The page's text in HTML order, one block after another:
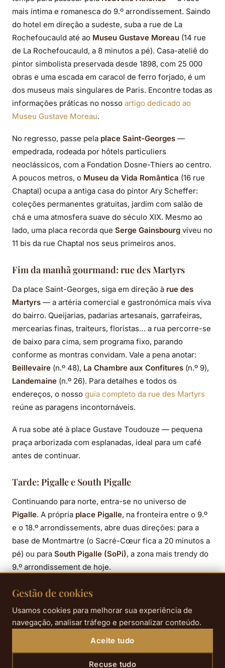
mais íntima e romanesca do 9.º arrondissement. Saindo
do hotel em direção a sudeste, suba a rue de La
Rochefoucauld até ao Museu Gustave Moreau (14 rue
de La Rochefoucauld, a 8 minutos a pé). Casa-ateliê do
pintor simbolista preservada desde 1898, com 25 000
obras e uma escada em caracol de ferro forjado, é um
dos museus mais singulares de Paris. Encontre todas as
informações práticas no nosso artigo dedicado ao
Museu Gustave Moreau.
No regresso, passe pela place Saint-Georges —
empedrada, rodeada por hôtels particuliers
neoclássicos, com a Fondation Dosne-Thiers ao centro.
A poucos metros, o Museu da Vida Romântica (16 rue
Chaptal) ocupa a antiga casa do pintor Ary Scheffer:
coleções permanentes gratuitas, jardim com salão de
chá e uma atmosfera suave do século XIX. Mesmo ao
lado, uma placa recorda que Serge Gainsbourg viveu no
11 bis da rue Chaptal nos seus primeiros anos.
Fim da manhã gourmand: rue des Martyrs
Da place Saint-Georges, siga em direção à rue des
Martyrs — a artéria comercial e gastronómica mais viva
do bairro. Queijarias, padarias artesanais, garrafeiras,
mercearias finas, traiteurs, floristas… a rua percorre-se
de baixo para cima, sem programa fixo, parando
conforme as montras convidam. Vale a pena anotar:
Beillevaire (n.º 48), La Chambre aux Confitures (n.º 9),
Landemaine (n.º 26). Para detalhes e todos os
endereços, o nosso guia completo da rue des Martyrs
reúne as paragens incontornáveis.
A rua sobe até à place Gustave Toudouze — pequena
praça arborizada com esplanadas, ideal para um café
antes de continuar.
Tarde: Pigalle e South Pigalle
Continuando para norte, entra-se no universo de
Pigalle. A própria place Pigalle, na fronteira entre o 9.º
e o 18.º arrondissements, abre duas direções: para a
base de Montmartre (o Sacré-Cœur fica a 20 minutos a
pé) ou para South Pigalle (SoPi), a zona mais trendy do
9.º arrondissement de hoje.
SoPi é o 9.º arrondissement contemporâneo: bares de
vintage e salas de concertos. Não perca oTerrain
Duperré— o campo de basquetebol multicolorido
encaixado entre dois edifícios, na rue Duperré, um dos
spots fotográficos mais surpreendentes de Paris. Ali
Gestão de cookies
Usamos cookies para melhorar sua experiência de
navegação, analisar tráfego e personalizar conteúdo.
Aceite tudo
Recuse tudo